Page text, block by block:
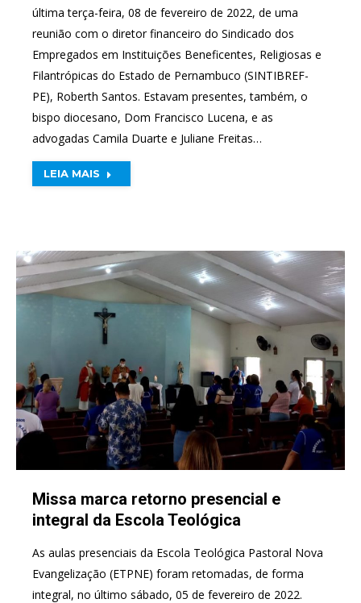
última terça-feira, 08 de fevereiro de 2022, de uma
reunião com o diretor financeiro do Sindicado dos
Empregados em Instituições Beneficentes, Religiosas e
Filantrópicas do Estado de Pernambuco (SINTIBREF-
PE), Roberth Santos. Estavam presentes, também, o
bispo diocesano, Dom Francisco Lucena, e as
advogadas Camila Duarte e Juliane Freitas…
LEIA MAIS
Missa marca retorno presencial e
integral da Escola Teológica
As aulas presenciais da Escola Teológica Pastoral Nova
Evangelização (ETPNE) foram retomadas, de forma
integral, no último sábado, 05 de fevereiro de 2022.